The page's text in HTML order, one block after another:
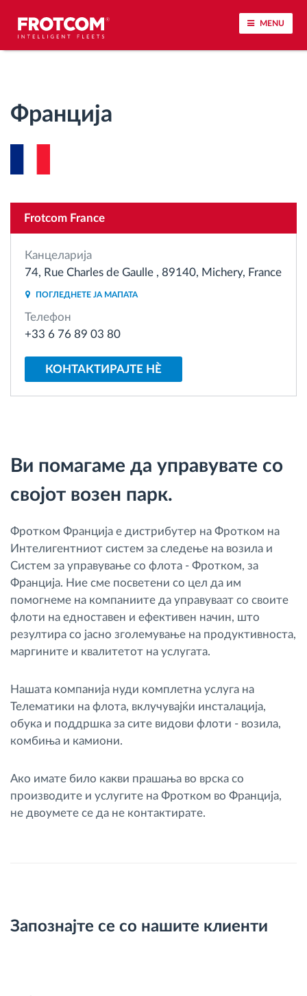
MENU
Анализа на возачкото однесување
Управување со горивото
Планирање и следење на рутите
Автоматска идентификација на возачите
Калкулатор за заштеди
Франција
Frotcom France
Канцеларија
74, Rue Charles de Gaulle , 89140, Michery, France
ПОГЛЕДНЕТЕ ЈА МАПАТА
Телефон
+33 6 76 89 03 80
КОНТАКТИРАЈТЕ НÈ
Ви помагаме да управувате со
својот возен парк.
Фротком Франција е дистрибутер на Фротком на
Интелигентниот систем за следење на возила и
Систем за управување со флота - Фротком, за
Франција. Ние сме посветени со цел да им
помогнеме на компаниите да управуваат со своите
флоти на едноставен и ефективен начин, што
резултира со јасно зголемување на продуктивноста,
маргините и квалитетот на услугата.
Нашата компанија нуди комплетна услуга на
Телематики на флота, вклучувајќи инсталација,
обука и поддршка за сите видови флоти - возила,
комбиња и камиони.
Ако имате било какви прашања во врска со
производите и услугите на Фротком во Франција,
не двоумете се да не контактирате.
Запознајте се со нашите клиенти